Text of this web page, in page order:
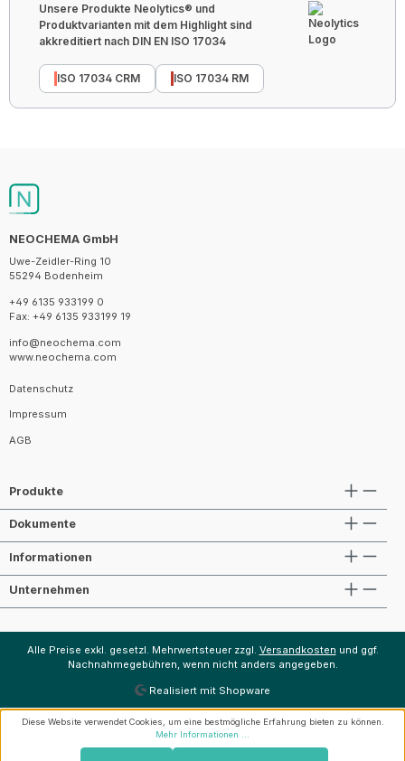
Unsere Produkte Neolytics® und
Produktvarianten mit dem Highlight sind
akkreditiert nach DIN EN ISO 17034
ISO 17034 CRM ISO 17034 RM
NEOCHEMA GmbH
Uwe-Zeidler-Ring 10
55294 Bodenheim
+49 6135 933199 0
Fax: +49 6135 933199 19
info@neochema.com
www.neochema.com
Datenschutz
Impressum
AGB
Produkte
Dokumente
Informationen
Unternehmen
Alle Preise exkl. gesetzl. Mehrwertsteuer zzgl. Versandkosten und ggf.
Nachnahmegebühren, wenn nicht anders angegeben.
Realisiert mit Shopware
Diese Website verwendet Cookies, um eine bestmögliche Erfahrung bieten zu können.
Mehr Informationen ...